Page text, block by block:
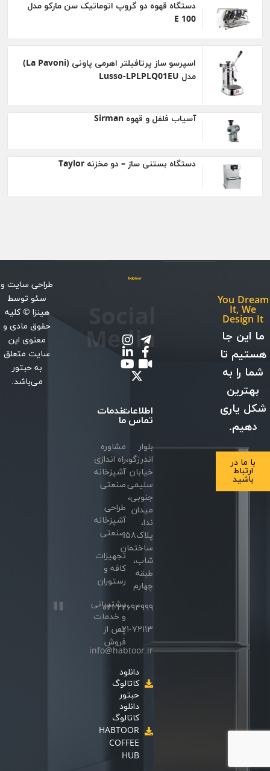
دستگاه قهوه دو گروپ اتوماتیک سن مارکو مدل
100 E
اسپرسو ساز پرتافیلتر اهرمی پاونی (La Pavoni)
مدل Lusso-LPLPLQ01EU
آسیاب فلفل و قهوه Sirman
دستگاه بستنی ساز – دو مخزنه Taylor
You Dream
It, We
Design It
ما این جا
هستیم تا
شما را به
بهترین
شکل یاری
دهیم.
با ما در
ارتباط
باشید
اطلاعات
تماس
بلوار
اندرزگو،
خیابان
سلیمی
جنوبی،
میدان
ندا،
پلاک۵۸،
ساختمان
شاب،
طبقه
چهارم
۰۲۱-۲۲۶۹۴۹۹۹
۰۲۱-۷۲۱۱۳
info@habtoor.ir
دانلود
کاتالوگ
حبتور
دانلود
کاتالوگ
HABTOOR
COFFEE
HUB
Media
خدمات
ما
مشاوره
راه اندازی
آشپزخانه
صنعتی
طراحی
آشپزخانه
صنعتی
تجهیزات
کافه و
رستوران
پشتیبانی
و خدمات
پس از
فروش
طراحی سایتو
سئوتوسط
هینزا © کلیه
حقوق مادی و
معنوی این
سایت متعلق
به حبتور
می‌باشد.